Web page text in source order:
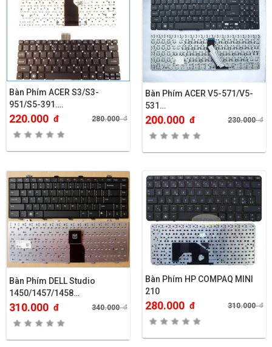
Bàn Phím ACER S3/S3-
951/S5-391….
220.000 đ 280.000đ
Bàn Phím ACER V5-571/V5-
531…
200.000 đ 230.000đ
Bàn Phím DELL Studio
1450/1457/1458…
310.000 đ 340.000đ
Bàn Phím HP COMPAQ MINI
210
280.000 đ 310.000đ